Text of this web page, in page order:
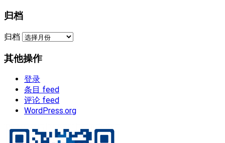
归档
归档
其他操作
登录
条目 feed
评论 feed
WordPress.org